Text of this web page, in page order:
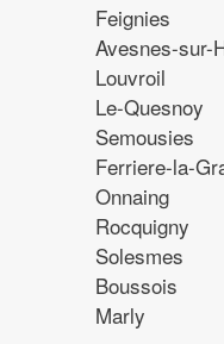
Feignies
Avesnes-sur-
Louvroil
Le-Quesnoy
Semousies
Ferriere-la-
Onnaing
Rocquigny
Solesmes
Boussois
Marly